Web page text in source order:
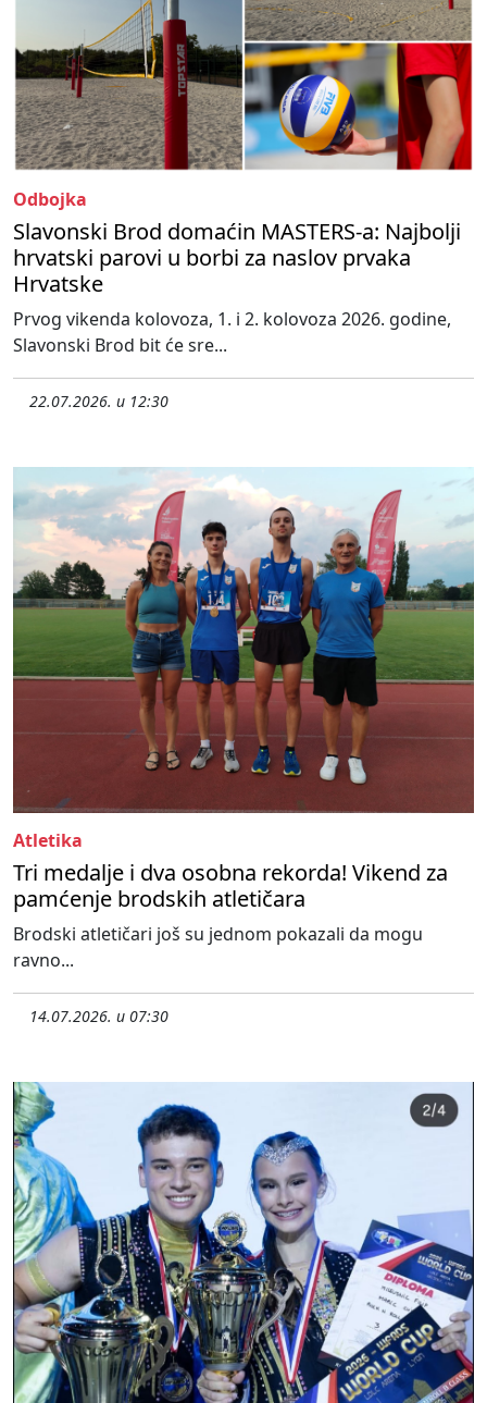
Odbojka
Slavonski Brod domaćin MASTERS-a: Najbolji
hrvatski parovi u borbi za naslov prvaka
Hrvatske
Prvog vikenda kolovoza, 1. i 2. kolovoza 2026. godine,
Slavonski Brod bit će sre...
22.07.2026. u 12:30
Atletika
Tri medalje i dva osobna rekorda! Vikend za
pamćenje brodskih atletičara
Brodski atletičari još su jednom pokazali da mogu
ravno...
14.07.2026. u 07:30